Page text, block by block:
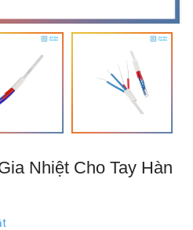
Nhiệt Cho Tay Hàn